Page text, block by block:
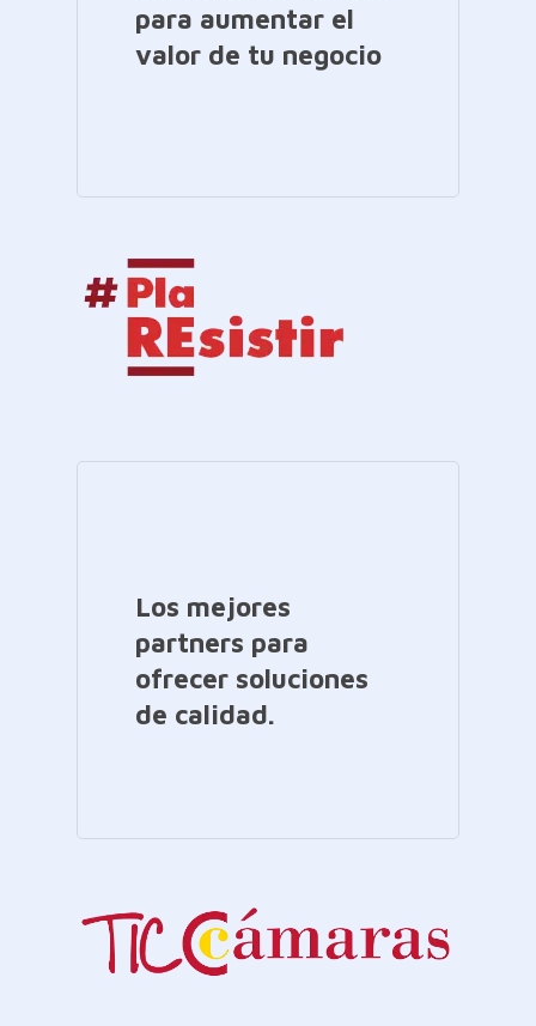
para aumentar el
valor de tu negocio
Los mejores
partners para
ofrecer soluciones
de calidad.